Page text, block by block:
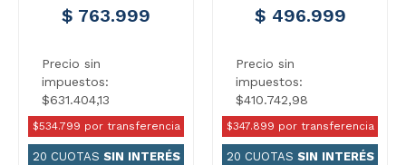
$ 763.999
Precio sin
impuestos:
$631.404,13
$534.799 por transferencia
20 CUOTAS SIN INTERÉS
$ 496.999
Precio sin
impuestos:
$410.742,98
$347.899 por transferencia
20 CUOTAS SIN INTERÉS